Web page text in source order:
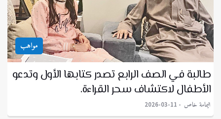
مواهب
طالبة في الصف الرابع تصدر كتابها الأول وتدعو
الأطفال لاكتشاف سحر القراءة.
اليمامة خاص 2026-03-11